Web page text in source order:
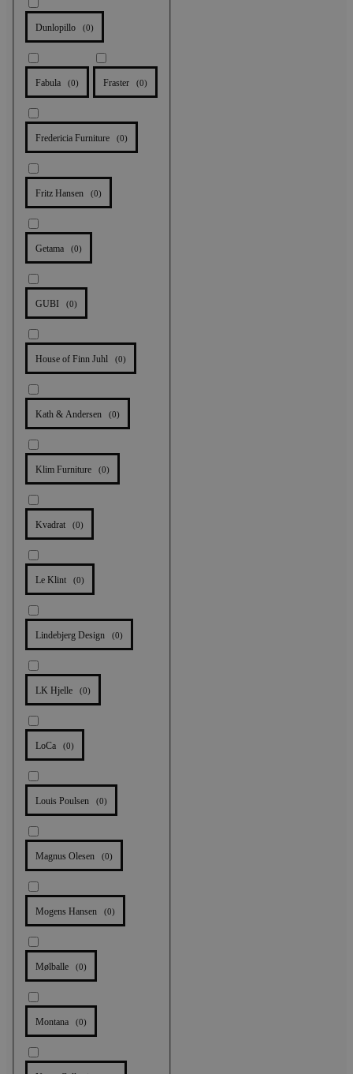
Dunlopillo (0)
Fabula (0) Fraster (0)
Fredericia Furniture (0)
Fritz Hansen (0)
Getama (0)
GUBI (0)
House of Finn Juhl (0)
Kath & Andersen (0)
Klim Furniture (0)
Kvadrat (0)
Le Klint (0)
Lindebjerg Design (0)
LK Hjelle (0)
LoCa (0)
Louis Poulsen (0)
Magnus Olesen (0)
Mogens Hansen (0)
Mølballe (0)
Montana (0)